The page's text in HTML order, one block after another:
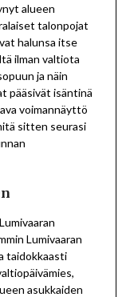
alueen
talonpojat
halunsa itse
ilman valtiota
ja näin
pääsivät isäntinä
voimannäyttö
sitten seurasi
Lumivaaran
taidokkaasti
asukkaiden